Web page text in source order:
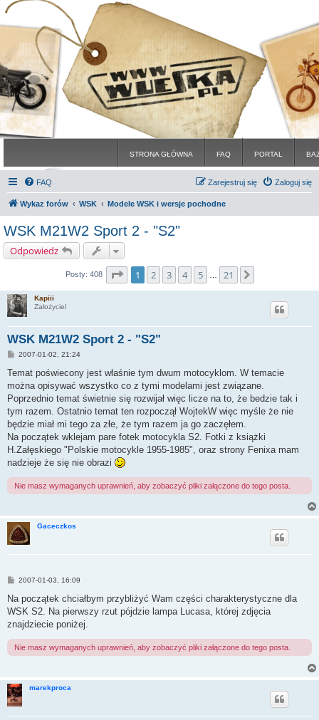
STRONA GŁÓWNA FAQ PORTAL
FAQ Zaloguj się
Zarejestruj się
Wykaz forów WSK Modele WSK i wersje pochodne
WSK M21W2 Sport 2 - "S2"
Odpowiedz
Posty: 408 Strona1 z21
1 2 3 4 5 21
Kapiii
Założyciel
WSK M21W2 Sport 2 - "S2"
P
s
2007-01-02, 21:24
Temat poświecony jest właśnie tym dwum motocyklom. W temacie
można opisywać wszystko co z tymi modelami jest związane.
Poprzednio temat świetnie się rozwijał więc licze na to, że bedzie tak i
tym razem. Ostatnio temat ten rozpoczął WojtekW więc myśle że nie
będzie miał mi tego za złe, że tym razem ja go zaczęłem.
Na początek wklejam pare fotek motocykla S2. Fotki z książki
H.Załęskiego "Polskie motocykle 1955-1985", oraz strony Fenixa mam
nadzieje że się nie obrazi
Nie masz wymaganych uprawnień, aby zobaczyć pliki załączone do tego posta.
Gaceczkos
P
s
2007-01-03, 16:09
Na początek chciałbym przybliżyć Wam części charakterystyczne dla
WSK S2. Na pierwszy rzut pójdzie lampa Lucasa, której zdjęcia
znajdziecie poniżej.
Nie masz wymaganych uprawnień, aby zobaczyć pliki załączone do tego posta.
marekproca